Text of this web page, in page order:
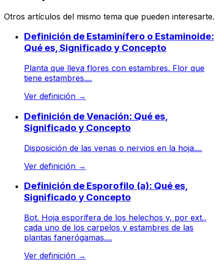
Otros artículos del mismo tema que pueden interesarte.
Definición de Estaminífero o Estaminoide:
Qué es, Significado y Concepto
Planta que lleva flores con estambres. Flor que
tiene estambres....
Ver definición →
Definición de Venación: Qué es,
Significado y Concepto
Disposición de las venas o nervios en la hoja....
Ver definición →
Definición de Esporofilo (a): Qué es,
Significado y Concepto
Bot. Hoja esporífera de los helechos y, por ext.,
cada uno de los carpelos y estambres de las
plantas fanerógamas....
Ver definición →